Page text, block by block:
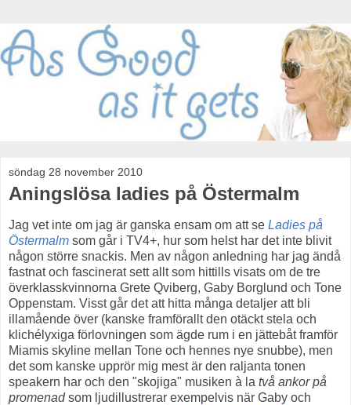
söndag 28 november 2010
Aningslösa ladies på Östermalm
Jag vet inte om jag är ganska ensam om att se Ladies på
Östermalm som går i TV4+, hur som helst har det inte blivit
någon större snackis. Men av någon anledning har jag ändå
fastnat och fascinerat sett allt som hittills visats om de tre
överklasskvinnorna Grete Qviberg, Gaby Borglund och Tone
Oppenstam. Visst går det att hitta många detaljer att bli
illamående över (kanske framförallt den otäckt stela och
klichélyxiga förlovningen som ägde rum i en jättebåt framför
Miamis skyline mellan Tone och hennes nye snubbe), men
det som kanske upprör mig mest är den raljanta tonen
speakern har och den "skojiga" musiken à la två ankor på
promenadsom ljudillustrerar exempelvis när Gaby och